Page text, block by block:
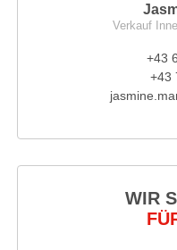
Verkauf
+43
+43
WIR